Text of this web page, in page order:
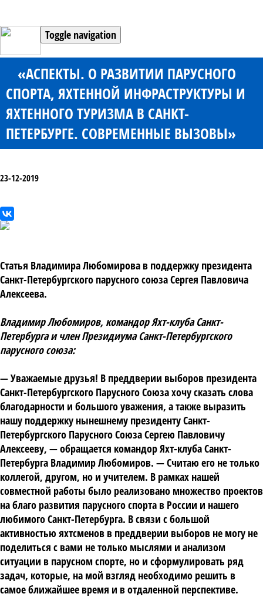
Toggle navigation
«АСПЕКТЫ. О РАЗВИТИИ ПАРУСНОГО
СПОРТА, ЯХТЕННОЙ ИНФРАСТРУКТУРЫ И
ЯХТЕННОГО ТУРИЗМА В САНКТ-
ПЕТЕРБУРГЕ. СОВРЕМЕННЫЕ ВЫЗОВЫ»
23-12-2019
Статья Владимира Любомирова в поддержку президента
Санкт-Петербургского парусного союза Сергея Павловича
Алексеева.
Владимир Любомиров, командор Яхт-клуба Санкт-
Петербурга и член Президиума Санкт-Петербургского
парусного союза:
— Уважаемые друзья! В преддверии выборов президента
Санкт-Петербургского Парусного Союза хочу сказать слова
благодарности и большого уважения, а также выразить
нашу поддержку нынешнему президенту Санкт-
Петербургского Парусного Союза Сергею Павловичу
Алексееву, — обращается командор Яхт-клуба Санкт-
Петербурга Владимир Любомиров. — Считаю его не только
коллегой, другом, но и учителем. В рамках нашей
совместной работы было реализовано множество проектов
на благо развития парусного спорта в России и нашего
любимого Санкт-Петербурга. В связи с большой
активностью яхтсменов в преддверии выборов не могу не
поделиться с вами не только мыслями и анализом
ситуации в парусном спорте, но и сформулировать ряд
задач, которые, на мой взгляд необходимо решить в
самое ближайшее время и в отдаленной перспективе.